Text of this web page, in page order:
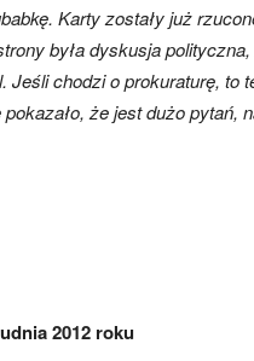
Karty zostały już
była dyskusja
Jeśli chodzi o prokuraturę, to
że jest dużo pytań,
2012 roku